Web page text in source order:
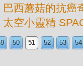
巴西蘑菇的抗癌
太空小靈精
50 51 52 53 54